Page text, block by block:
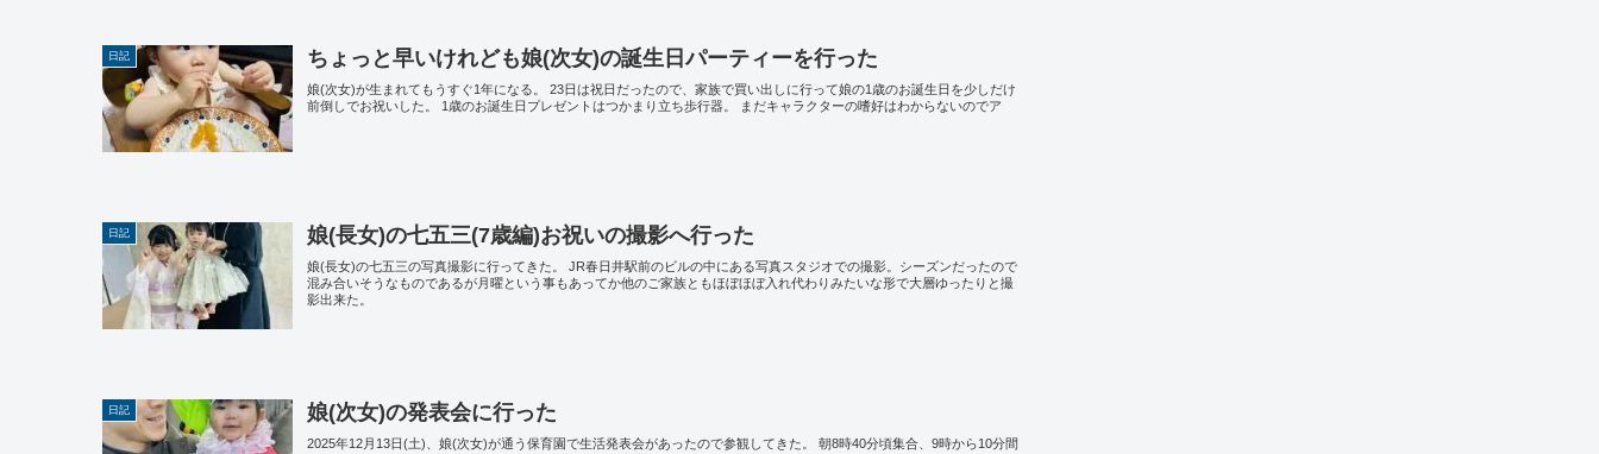
日記 ちょっと早いけれども娘(次女)の誕生日パーティーを行った
娘(次女)が生まれてもうすぐ1年になる。 23日は祝日だったので、家族で買い出しに行って娘の1歳のお誕生日を少しだけ
前倒しでお祝いした。 1歳のお誕生日プレゼントはつかまり立ち歩行器。 まだキャラクターの嗜好はわからないのでア
日記 娘(長女)の七五三(7歳編)お祝いの撮影へ行った
娘(長女)の七五三の写真撮影に行ってきた。 JR春日井駅前のビルの中にある写真スタジオでの撮影。シーズンだったので
混み合いそうなものであるが月曜という事もあってか他のご家族ともほぼほぼ入れ代わりみたいな形で大層ゆったりと撮
影出来た。
日記 娘(次女)の発表会に行った
2025年12月13日(土)、娘(次女)が通う保育園で生活発表会があったので参観してきた。 朝8時40分頃集合、9時から10分間